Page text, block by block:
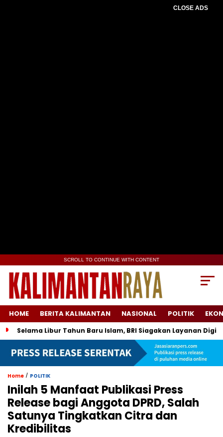
CLOSE ADS
SCROLL TO CONTINUE WITH CONTENT
HOME BERITA KALIMANTAN NASIONAL POLITIK
Selama Libur Tahun Baru Islam, BRI Siagakan Layanan
Home / POLITIK
Inilah 5 Manfaat Publikasi Press
Release bagi Anggota DPRD, Salah
Satunya Tingkatkan Citra dan
Kredibilitas